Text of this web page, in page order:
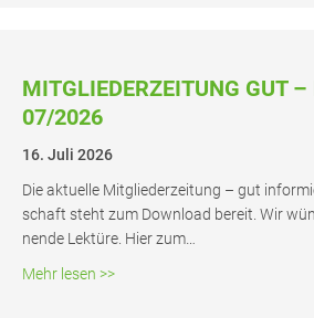
MIT­GLIE­DER­ZEI­TUNG GUT
07/2026
16. Juli 2026
Die aktu­el­le Mit­glie­der­zei­tung – gut
schaft steht zum Down­load bereit. Wir
nen­de Lek­tü­re. Hier zum…
Mehr lesen >>about Mit­glie­der­zei­tung gut